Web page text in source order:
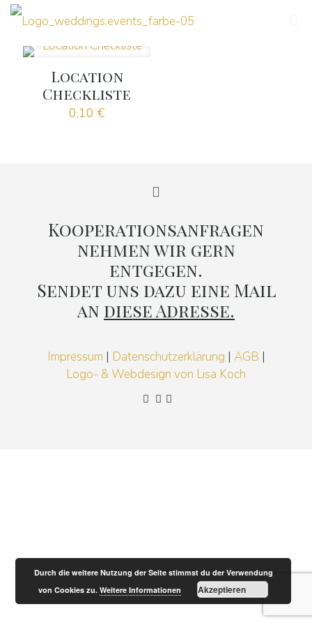
Location
Checkliste
0,10€
Kooperationsanfragen
nehmen wir gern
entgegen.
Sendet uns dazu eine Mail
an diese Adresse.
Impressum | Datenschutzerklärung | AGB |
Logo- & Webdesign von Lisa Koch
Durch die weitere Nutzung der Seite stimmst du der Verwendung
von Cookies zu.Weitere Informationen Akzeptieren